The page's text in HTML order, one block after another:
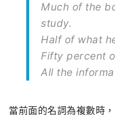
Much of the
study.
Half of what
Fifty percent
All the
當前面的名詞為複數時